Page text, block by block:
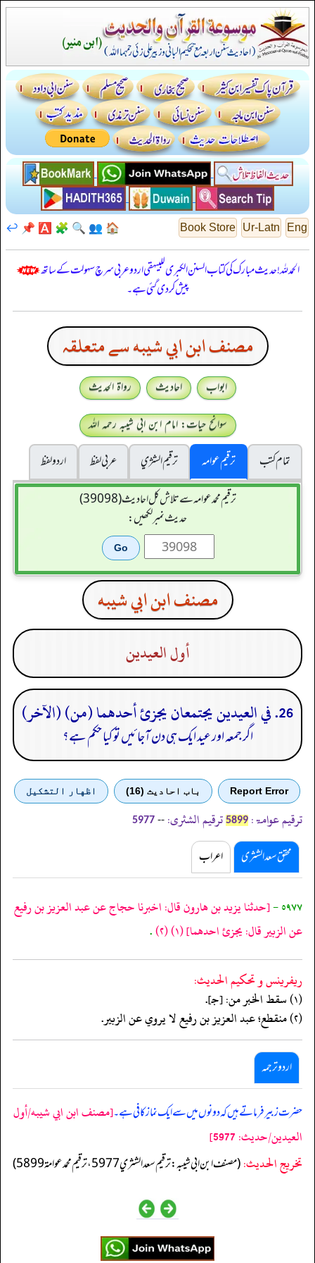
Eng
Ur-Latn
Book Store
🏠
👥
🔍
🧩
🅰️
📌
↩️
الحمدللہ! حدیث مبارک کی کتاب السنن الكبرى للبيهقي اردو عربی سرچ سہولت کے ساتھ
پیش کر دی گئی ہے۔
مصنف ابن ابي شيبه سے متعلقہ
ابواب احادیث
رواۃ الحدیث
سوانح حیات: امام ابن ابی شیبہ رحمہ اللہ
تمام کتب
ترقیم عوامہ ترقيم الشژي عربی لفظ
اردو لفظ
ترقیم محمدعوامہ سے تلاش کل احادیث (39098)
حدیث نمبر لکھیں:
مصنف ابن ابي شيبه
أول العيدين
26. في العيدين يجتمعان يجزئ أحدهما (من) (الآخر)
اگر جمعہ اور عید ایک ہی دن آجا ئیں تو کیا حکم ہے؟
Report Error باب احادیث (16) اظهار التشكيل
ترقیم عوامۃ: 5899 ترقیم الشثری: --
5977
محقق سعد الشثری اعراب
٥٩٧٧ - [حدثنا يزيد بن هارون قال: اخبرنا حجاج عن عبد العزيز بن رفيع
عن الزبير قال: يجزئ احدهما](١) (٢) .
ريفرينس و تحكيم الحدیث:
(١) سقط الخبر من: [جـ].
(٢) منقطع؛ عبد العزيز بن رفيع لا يروي عن الزبير.
اردو ترجمہ
حضرت زبیر فرماتے ہیں کہ دونوں میں سے ایک نماز کافی ہے۔[مصنف ابن ابي شيبه/أول
العيدين/حدیث: 5977]
تخریج الحدیث:(مصنف ابن ابي شيبه: ترقيم سعد الشثري 5977، ترقيم محمد عوامة 5899)